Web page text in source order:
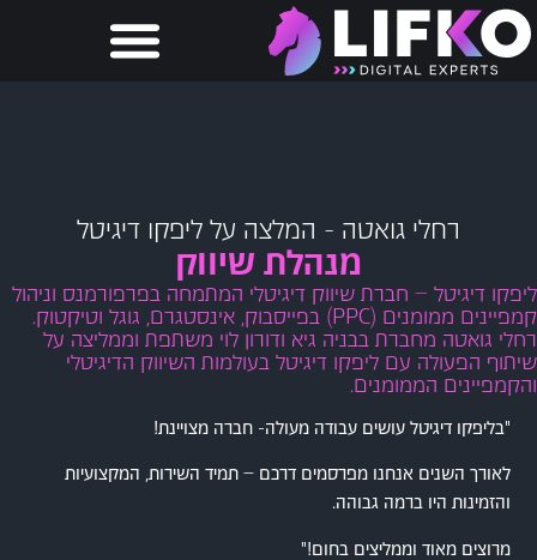
רחלי גואטה - המלצה על ליפקו דיגיטל
מנהלת שיווק
ליפקו דיגיטל – חברת שיווק דיגיטלי המתמחה בפרפורמנס וניהול
קמפיינים ממומנים (PPC) בפייסבוק, אינסטגרם, גוגל וטיקטוק.
רחלי גואטה מחברת בבניה גיא ודורון לוי משתפת וממליצה על
שיתוף הפעולה עם ליפקו דיגיטל בעולמות השיווק הדיגיטלי
והקמפיינים הממומנים.
"בליפקו דיגיטל עושים עבודה מעולה- חברה מצויינת!
לאורך השנים אנחנו מפרסמים דרכם – תמיד השירות, המקצועיות
והזמינות היו ברמה גבוהה.
מרוצים מאוד וממליצים בחום!"